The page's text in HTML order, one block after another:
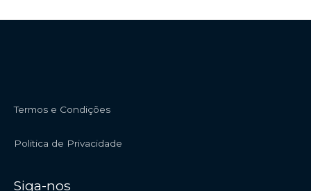
Termos e Condições
Politica de Privacidade
Siga-nos